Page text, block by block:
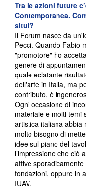
Tra le azioni future
Contemporanea.
situi?
Il Forum nasce da
Pecci. Quando Fabio
"promotore" ho
genere di
quale eclatante
dell'arte in Italia, ma
contributo, è
Ogni occasione di
materiale e molti temi
artistica italiana abbia
molto bisogno di
idee sul piano del
l’impressione che ciò
attive
fondazioni, oppure in
IUAV.